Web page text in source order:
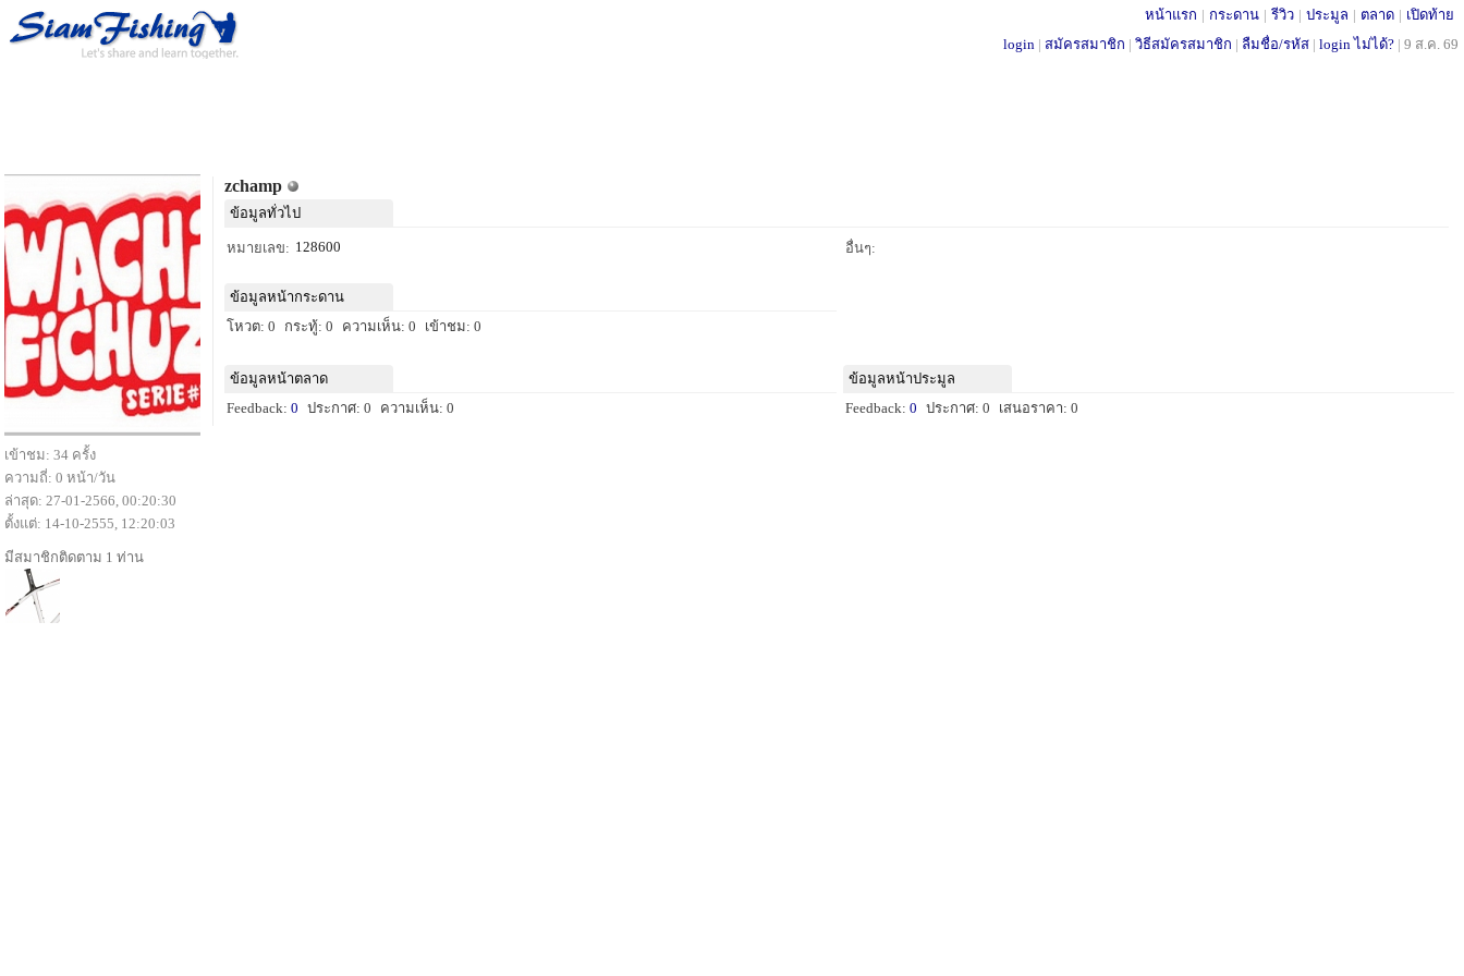
หน้าแรก | กระดาน | รีวิว | ประมูล | ตลาด | เปิดท้าย
login | สมัครสมาชิก | วิธีสมัครสมาชิก | ลืมชื่อ/รหัส | login ไม่ได้? | 9 ส.ค. 69
zchamp
ข้อมูลทั่วไป
หมายเลข: 128600 อื่นๆ:
ข้อมูลหน้ากระดาน
โหวต: 0
กระทู้: 0 ความเห็น: 0 เข้าชม: 0
ข้อมูลหน้าตลาด
Feedback: 0 ประกาศ: 0 ความเห็น: 0
ข้อมูลหน้าประมูล
Feedback: 0 ประกาศ: 0 เสนอราคา: 0
เข้าชม: 34 ครั้ง
ความถี่: 0 หน้า/วัน
ล่าสุด: 27-01-2566, 00:20:30
ตั้งแต่: 14-10-2555, 12:20:03
มีสมาชิกติดตาม 1 ท่าน